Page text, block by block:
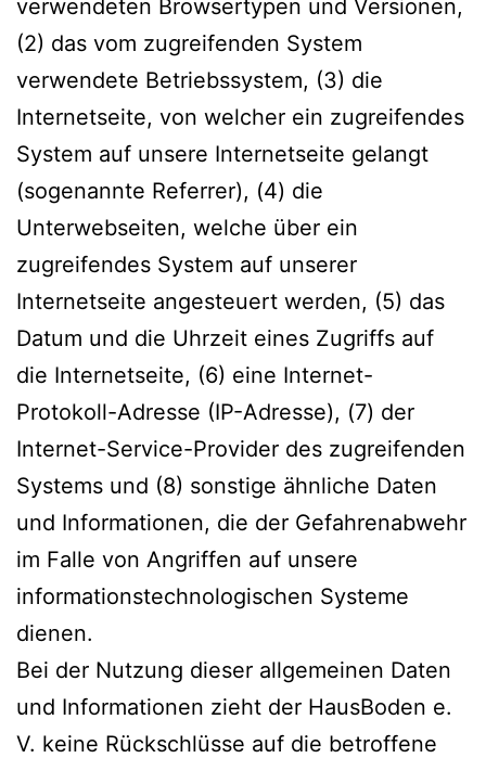
verwendeten Browsertypen und Versionen,
(2) das vom zugreifenden System
verwendete Betriebssystem, (3) die
Internetseite, von welcher ein zugreifendes
System auf unsere Internetseite gelangt
(sogenannte Referrer), (4) die
Unterwebseiten, welche über ein
zugreifendes System auf unserer
Internetseite angesteuert werden, (5) das
Datum und die Uhrzeit eines Zugriffs auf
die Internetseite, (6) eine Internet-
Protokoll-Adresse (IP-Adresse), (7) der
Internet-Service-Provider des zugreifenden
Systems und (8) sonstige ähnliche Daten
und Informationen, die der Gefahrenabwehr
im Falle von Angriffen auf unsere
informationstechnologischen Systeme
dienen.
Bei der Nutzung dieser allgemeinen Daten
und Informationen zieht der HausBoden e.
V. keine Rückschlüsse auf die betroffene